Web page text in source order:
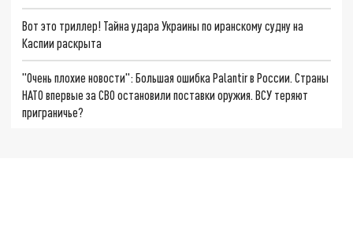
Вот это триллер! Тайна удара Украины по иранскому судну на
Каспии раскрыта
"Очень плохие новости": Большая ошибка Palantir в России. Страны
НАТО впервые за СВО остановили поставки оружия. ВСУ теряют
приграничье?